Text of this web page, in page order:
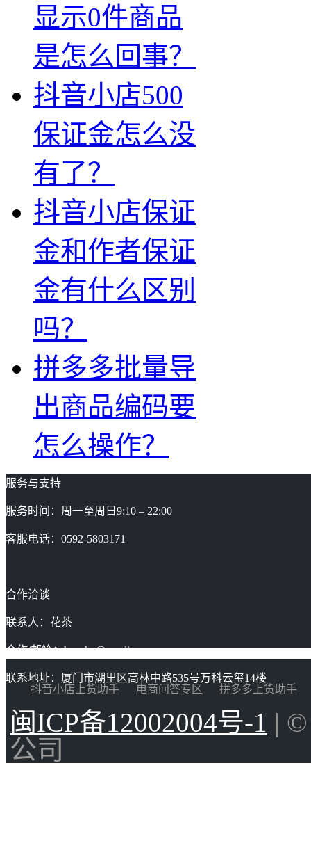
显示0件商品
是怎么回事？
抖音小店500
保证金怎么没
有了？
抖音小店保证
金和作者保证
金有什么区别
吗？
拼多多批量导
出商品编码要
怎么操作？
服务与支持
服务时间：周一至周日9:10 – 22:00
客服电话：0592-5803171
合作洽谈
联系人：花茶
合作/邮箱：huacha@gaoding.com
联系地址：厦门市湖里区高林中路535号万科云玺14楼
抖音小店上货助手
电商问答专区 拼多多上货助手
闽ICP备12002004号-1 |
公司